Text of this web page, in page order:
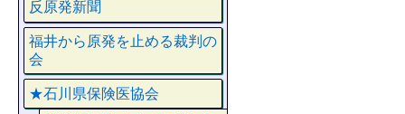
反原発新聞
福井から原発を止める裁判の
会
★石川県保険医協会